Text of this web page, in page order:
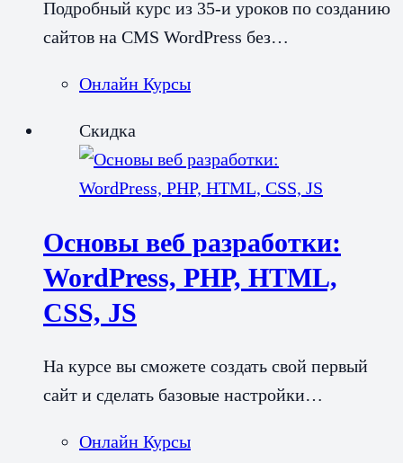
Подробный курс из 35-и уроков по созданию
сайтов на CMS WordPress без…
Онлайн Курсы
Скидка
Основы веб разработки:
WordPress, PHP, HTML,
CSS, JS
На курсе вы сможете создать свой первый
сайт и сделать базовые настройки…
Онлайн Курсы